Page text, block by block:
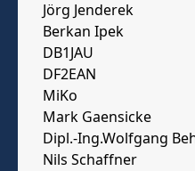
Jörg Jenderek
Berkan Ipek
DB1JAU
DF2EAN
MiKo
Mark Gaensicke
Dipl.-Ing.Wolfgang
Nils Schaffner